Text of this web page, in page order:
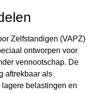
Zelfstandigen (VAPZ)
ontworpen voor
vennootschap. De
aftrekbaar als
belastingen en